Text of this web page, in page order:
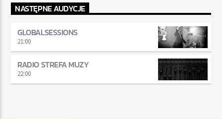
NASTĘPNE AUDYCJE
GLOBALSESSIONS
21:00
RADIO STREFA MUZY
22:00